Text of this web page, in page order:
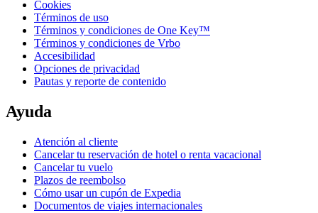
Cookies
Términos de uso
Términos y condiciones de One Key™
Términos y condiciones de Vrbo
Accesibilidad
Opciones de privacidad
Pautas y reporte de contenido
Ayuda
Atención al cliente
Cancelar tu reservación de hotel o renta vacacional
Cancelar tu vuelo
Plazos de reembolso
Cómo usar un cupón de Expedia
Documentos de viajes internacionales